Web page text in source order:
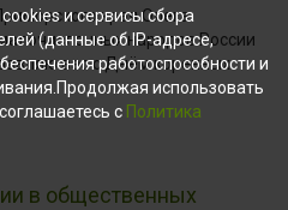
края Олега
народов России
вас с Днём коренных
в общественных
и сервисы сбора
(данные об IP-адресе,
работоспособности и
использовать
с Политика